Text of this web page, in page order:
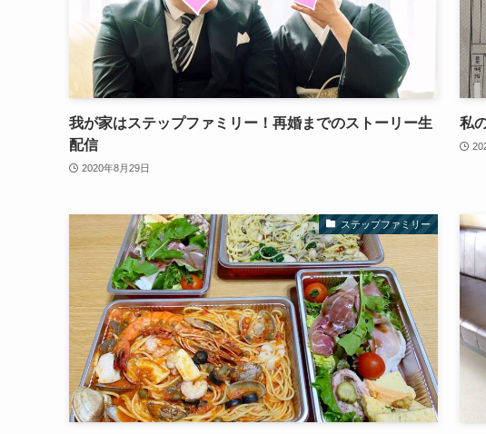
我が家はステップファミリー！再婚までのストーリー生
配信
2020年8月29日
私
ステップファミリー